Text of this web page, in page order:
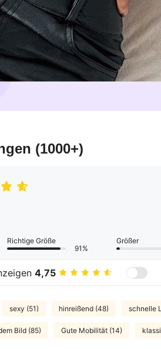
(1000+)
Richtige Größe
91%
Größer
4,75
sexy (51) hinreißend (48) schnelle
Bild (85) Gute Mobilität (14)